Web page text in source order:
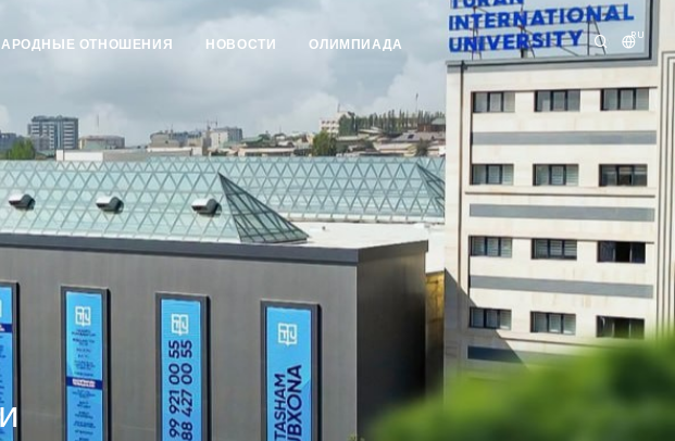
RU
ОТНОШЕНИЯ НОВОСТИ ОЛИМПИАДА